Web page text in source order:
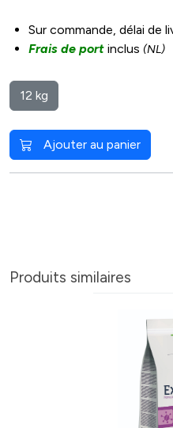
Sur commande, délai de
Frais de port inclus (NL)
12 kg
Ajouter au panier
Produits similaires